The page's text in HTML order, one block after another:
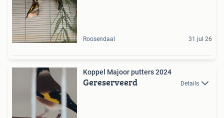
Roosendaal 31 jul 26
Koppel Majoor putters 2024
Gereserveerd Details